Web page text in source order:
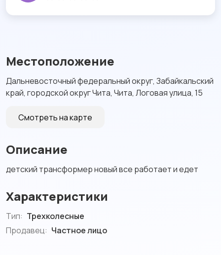
Местоположение
Дальневосточный федеральный округ, Забайкальский
край, городской округ Чита, Чита, Логовая улица, 15
Смотреть на карте
Описание
детский трансформер новый все работает и едет
Характеристики
Тип: Трехколесные
Продавец: Частное лицо